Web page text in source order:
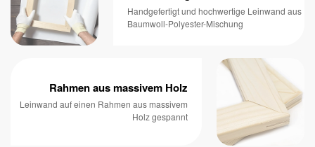
Handgefertigt und hochwertige Leinwand aus
Baumwoll-Polyester-Mischung
Rahmen aus massivem Holz
Leinwand auf einen Rahmen aus massivem
Holz gespannt